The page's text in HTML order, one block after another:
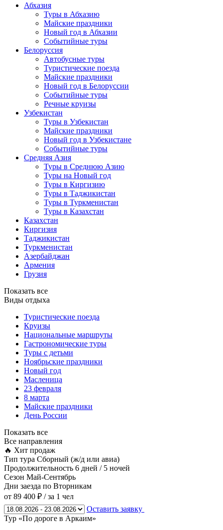
Абхазия
Туры в Абхазию
Майские праздники
Новый год в Абхазии
Событийные туры
Белоруссия
Автобусные туры
Туристические поезда
Майские праздники
Новый год в Белоруссии
Событийные туры
Речные круизы
Узбекистан
Туры в Узбекистан
Майские праздники
Новый год в Узбекистане
Событийные туры
Средняя Азия
Туры в Среднюю Азию
Туры на Новый год
Туры в Киргизию
Туры в Таджикистан
Туры в Туркменистан
Туры в Казахстан
Казахстан
Киргизия
Таджикистан
Туркменистан
Азербайджан
Армения
Грузия
Показать все
Виды отдыха
Туристические поезда
Круизы
Национальные маршруты
Гастрономические туры
Туры с детьми
Ноябрьские праздники
Новый год
Масленица
23 февраля
8 марта
Майские праздники
День России
Показать все
Все направления
🔥 Хит продаж
Тип тура Сборный (ж/д или авиа)
Продолжительность 6 дней / 5 ночей
Сезон Май-Сентябрь
Дни заезда по Вторникам
от 89 400 ₽ / за 1 чел
Оставить заявку
Тур «По дороге в Аркаим»